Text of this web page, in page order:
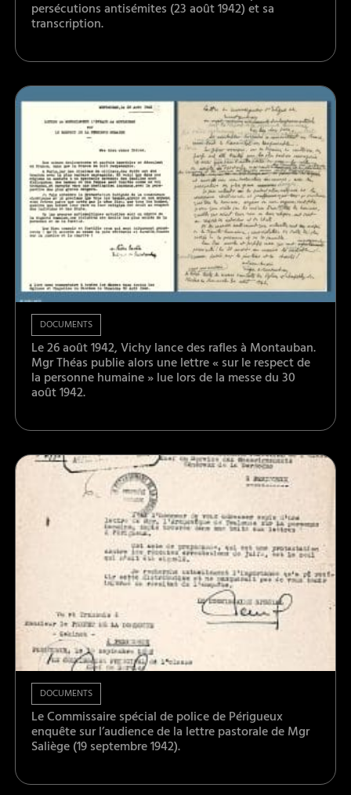
persécutions antisémites (23 août 1942) et sa
transcription.
DOCUMENTS
Le 26 août 1942, Vichy lance des rafles à Montauban.
Mgr Théas publie alors une lettre « sur le respect de
la personne humaine » lue lors de la messe du 30
août 1942.
DOCUMENTS
Le Commissaire spécial de police de Périgueux
enquête sur l’audience de la lettre pastorale de Mgr
Saliège (19 septembre 1942).